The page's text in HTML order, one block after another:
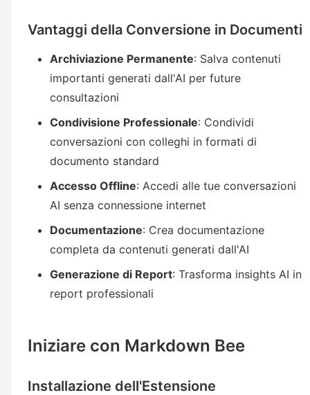
Vantaggi della Conversione in Documenti
Archiviazione Permanente: Salva contenuti
importanti generati dall'AI per future
consultazioni
Condivisione Professionale: Condividi
conversazioni con colleghi in formati di
documento standard
Accesso Offline: Accedi alle tue conversazioni
AI senza connessione internet
Documentazione: Crea documentazione
completa da contenuti generati dall'AI
Generazione di Report: Trasforma insights AI in
report professionali
Iniziare con Markdown Bee
Installazione dell'Estensione